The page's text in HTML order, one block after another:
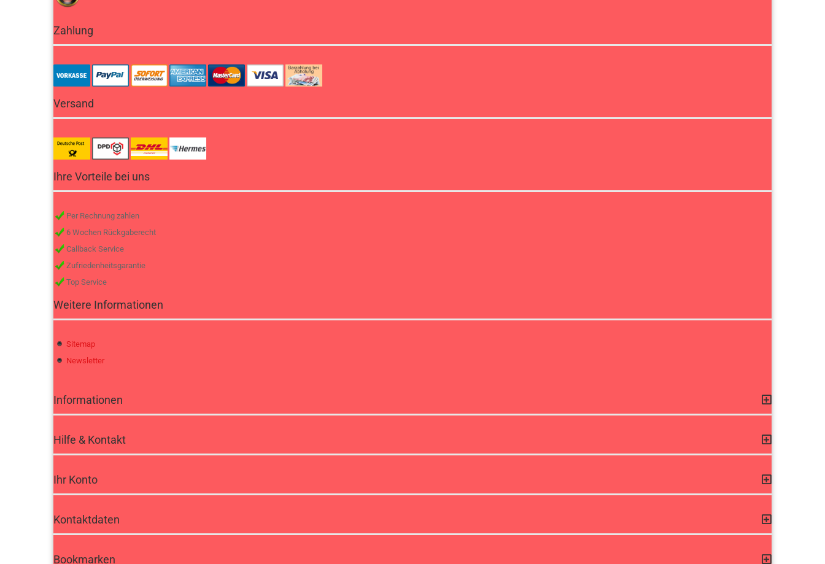
Zahlung
Versand
Ihre Vorteile bei uns
Per Rechnung zahlen
6 Wochen Rückgaberecht
Callback Service
Zufriedenheitsgarantie
Top Service
Weitere Informationen
Sitemap
Newsletter
Informationen
Hilfe & Kontakt
Ihr Konto
Kontaktdaten
Bookmarken